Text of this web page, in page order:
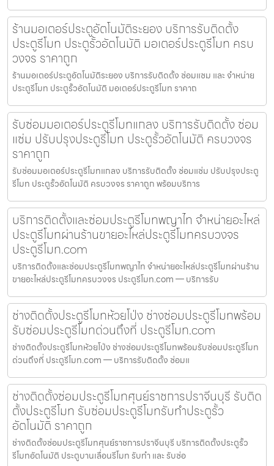
ร้านมอเตอร์ประตูอัตโนมัติระยอง บริการรับติดตั้ง
ประตูรีโมท ประตูรั้วอัตโนมัติ มอเตอร์ประตูรีโมท ครบ
วงจร ราคาถูก
ร้านมอเตอร์ประตูอัตโนมัติระยอง บริการรับติดตั้ง ซ่อมแซม และ จำหน่าย
ประตูรีโมท ประตูรั้วอัตโนมัติ มอเตอร์ประตูรีโมท ราคาถ
รับซ่อมมอเตอร์ประตูรีโมทแกลง บริการรับติดตั้ง ซ่อม
แซ่ม ปรับปรุงประตูรีโมท ประตูรั้วอัตโนมัติ ครบวงจร
ราคาถูก
รับซ่อมมอเตอร์ประตูรีโมทแกลง บริการรับติดตั้ง ซ่อมแซ่ม ปรับปรุงประตู
รีโมท ประตูรั้วอัตโนมัติ ครบวงจร ราคาถูก พร้อมบริการ
บริการติดตั้งและซ่อมประตูรีโมทพญาไท จำหน่ายอะไหล่
ประตูรีโมทผ่านร้านขายอะไหล่ประตูรีโมทครบวงจร
ประตูรีโมท.com
บริการติดตั้งและซ่อมประตูรีโมทพญาไท จำหน่ายอะไหล่ประตูรีโมทผ่านร้าน
ขายอะไหล่ประตูรีโมทครบวงจร ประตูรีโมท.com — บริการรับ
ช่างติดตั้งประตูรีโมทห้วยโป่ง ช่างซ่อมประตูรีโมทพร้อม
รับซ่อมประตูรีโมทด่วนถึงที่ ประตูรีโมท.com
ช่างติดตั้งประตูรีโมทห้วยโป่ง ช่างซ่อมประตูรีโมทพร้อมรับซ่อมประตูรีโมท
ด่วนถึงที่ ประตูรีโมท.com — บริการรับติดตั้ง ซ่อมแ
ช่างติดตั้งซ่อมประตูรีโมทศุนย์ราชการปราจีนบุรี รับติด
ตั้งประตูรีโมท รับซ่อมประตูรีโมทรับทำประตูรั้ว
อัตโนมัติ ราคาถูก
ช่างติดตั้งซ่อมประตูรีโมทศุนย์ราชการปราจีนบุรี บริการติดตั้งประตูรั้ว
รีโมทอัตโนมัติ ประตูบานเลื่อนรีโมท รับทำ และ รับซ่อ